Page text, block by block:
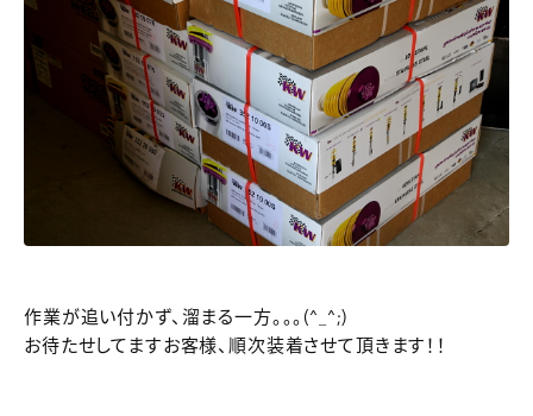
作業が追い付かず、溜まる一方。。。(^_^;)
お待たせしてますお客様、順次装着させて頂きます！！